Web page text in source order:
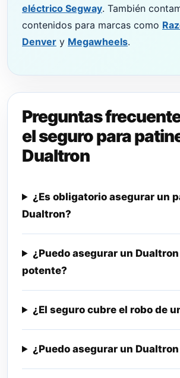
eléctrico Segway. También
contenidos para marcas como
Denver y Megawheels.
Preguntas
el seguro para
Dualtron
¿Es obligatorio asegurar un
Dualtron?
¿Puedo asegurar un
potente?
¿El seguro cubre el robo de
¿Puedo asegurar un